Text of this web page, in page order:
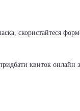
скористайтеся
квиток онлайн